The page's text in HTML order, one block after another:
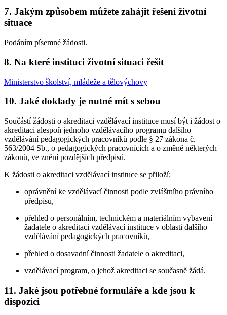
7. Jakým způsobem můžete zahájit řešení životní
situace
Podáním písemné žádosti.
8. Na které instituci životní situaci řešit
Ministerstvo školství, mládeže a tělovýchovy
10. Jaké doklady je nutné mít s sebou
Součástí žádosti o akreditaci vzdělávací instituce musí být i žádost o
akreditaci alespoň jednoho vzdělávacího programu dalšího
vzdělávání pedagogických pracovníků podle § 27 zákona č.
563/2004 Sb., o pedagogických pracovnících a o změně některých
zákonů, ve znění pozdějších předpisů.
K žádosti o akreditaci vzdělávací instituce se přiloží:
oprávnění ke vzdělávací činnosti podle zvláštního právního
předpisu,
přehled o personálním, technickém a materiálním vybavení
žadatele o akreditaci vzdělávací instituce v oblasti dalšího
vzdělávání pedagogických pracovníků,
přehled o dosavadní činnosti žadatele o akreditaci,
vzdělávací program, o jehož akreditaci se současně žádá.
11. Jaké jsou potřebné formuláře a kde jsou k
dispozici